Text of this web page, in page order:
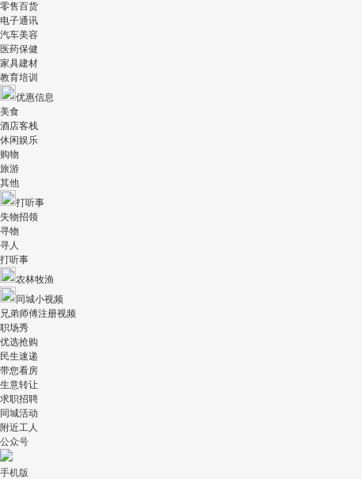
零售百货
电子通讯
汽车美容
医药保健
家具建材
教育培训
优惠信息
美食
酒店客栈
休闲娱乐
购物
旅游
其他
打听事
失物招领
寻物
寻人
打听事
农林牧渔
同城小视频
兄弟师傅注册视频
职场秀
优选抢购
民生速递
带您看房
生意转让
求职招聘
同城活动
附近工人
公众号
手机版